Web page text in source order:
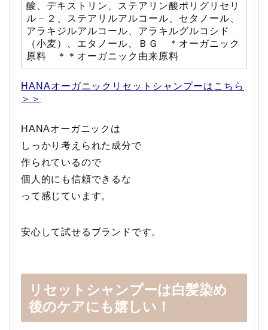
酸、デキストリン、ステアリン酸ポリグリセリ
ル－２、ステアリルアルコール、セタノール、
アラキジルアルコール、アラキルグルコシド
（小麦）、エタノール、ＢＧ ＊オーガニック
原料 ＊＊オーガニック由来原料
HANAオーガニックリセットシャンプーはこちら
＞＞
HANAオーガニックは
しっかり考えられた成分で
作られているので
個人的にも信頼できるな
って感じています。
安心して試せるブランドです。
リセットシャンプーは白髪染め
後のケアにも嬉しい！